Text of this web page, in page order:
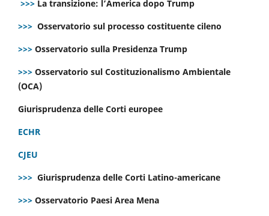
>>> La transizione: l’America dopo Trump
>>> Osservatorio sul processo costituente cileno
>>> Osservatorio sulla Presidenza Trump
>>> Osservatorio sul Costituzionalismo Ambientale
(OCA)
Giurisprudenza delle Corti europee
ECHR
CJEU
>>> Giurisprudenza delle Corti Latino-americane
>>> Osservatorio Paesi Area Mena